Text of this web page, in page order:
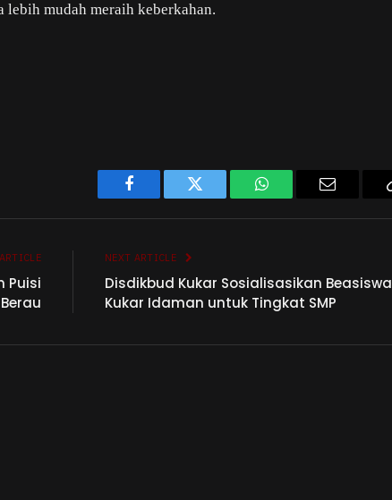
lebih mudah meraih keberkahan.
Facebook Twitter WhatsApp
Puisi
NEXT ARTICLE
Disdikbud Kukar Sosialisasikan Beasiswa
Kukar Idaman untuk Tingkat SMP